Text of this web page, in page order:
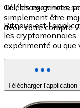
Oui, les exigences
simplement être
avoir votre compte
Téléchargez notre
Bitnovo est
les
expérimenté ou que
Télécharger l'application